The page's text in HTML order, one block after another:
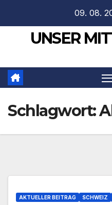
springen
09. 08.
UNSER
Schlagwort:
AKTUELLER BEITRAG SCHWEIZ